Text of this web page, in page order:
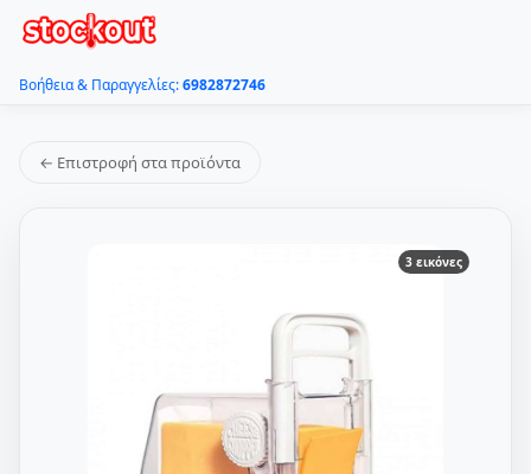
Βοήθεια & Παραγγελίες:6982872746
← Επιστροφή στα προϊόντα
3 εικόνες